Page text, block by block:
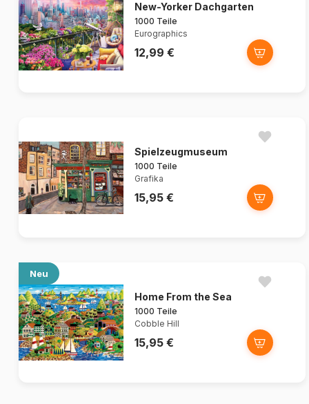
New-Yorker Dachgarten
1000 Teile
Eurographics
12,99 €
Spielzeugmuseum
1000 Teile
Grafika
15,95 €
Neu
Home From the Sea
1000 Teile
Cobble Hill
15,95 €